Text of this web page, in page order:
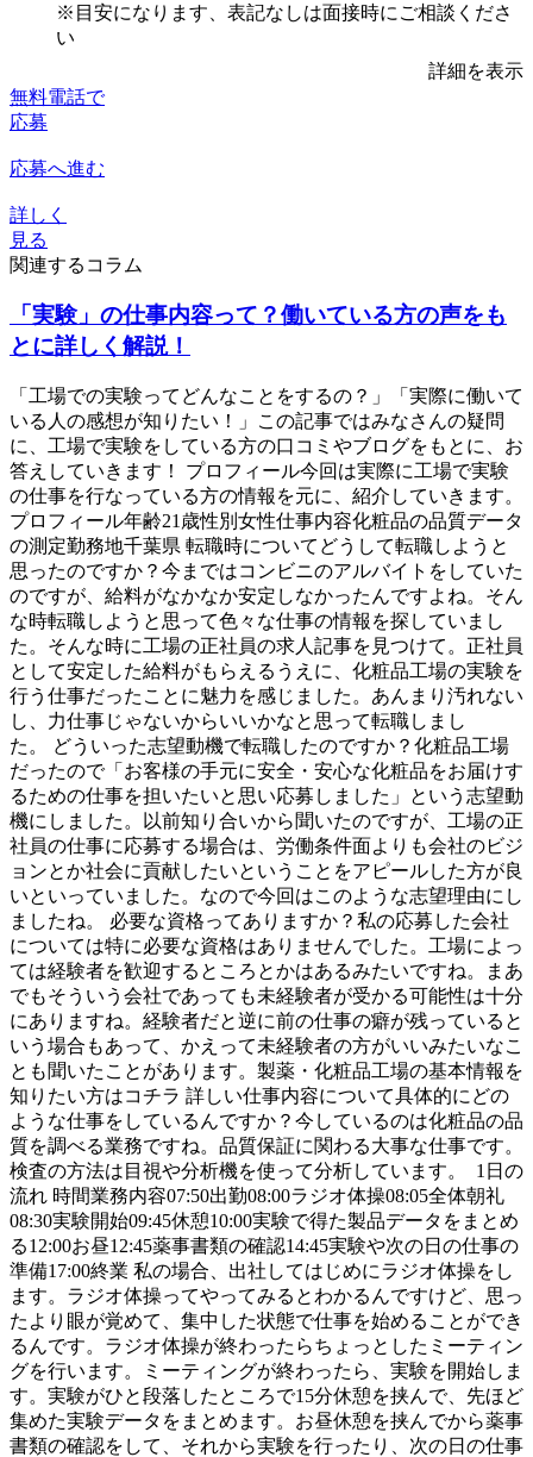
※目安になります、表記なしは面接時にご相談くださ
い
詳細を表示
無料電話で
応募
応募へ進む
詳しく
見る
関連するコラム
「実験」の仕事内容って？働いている方の声をも
とに詳しく解説！
「工場での実験ってどんなことをするの？」「実際に働いて
いる人の感想が知りたい！」この記事ではみなさんの疑問
に、工場で実験をしている方の口コミやブログをもとに、お
答えしていきます！ プロフィール今回は実際に工場で実験
の仕事を行なっている方の情報を元に、紹介していきます。
プロフィール年齢21歳性別女性仕事内容化粧品の品質データ
の測定勤務地千葉県 転職時についてどうして転職しようと
思ったのですか？今まではコンビニのアルバイトをしていた
のですが、給料がなかなか安定しなかったんですよね。そん
な時転職しようと思って色々な仕事の情報を探していまし
た。そんな時に工場の正社員の求人記事を見つけて。正社員
として安定した給料がもらえるうえに、化粧品工場の実験を
行う仕事だったことに魅力を感じました。あんまり汚れない
し、力仕事じゃないからいいかなと思って転職しまし
た。 どういった志望動機で転職したのですか？化粧品工場
だったので「お客様の手元に安全・安心な化粧品をお届けす
るための仕事を担いたいと思い応募しました」という志望動
機にしました。以前知り合いから聞いたのですが、工場の正
社員の仕事に応募する場合は、労働条件面よりも会社のビジ
ョンとか社会に貢献したいということをアピールした方が良
いといっていました。なので今回はこのような志望理由にし
ましたね。 必要な資格ってありますか？私の応募した会社
については特に必要な資格はありませんでした。工場によっ
ては経験者を歓迎するところとかはあるみたいですね。まあ
でもそういう会社であっても未経験者が受かる可能性は十分
にありますね。経験者だと逆に前の仕事の癖が残っていると
いう場合もあって、かえって未経験者の方がいいみたいなこ
とも聞いたことがあります。製薬・化粧品工場の基本情報を
知りたい方はコチラ 詳しい仕事内容について具体的にどの
ような仕事をしているんですか？今しているのは化粧品の品
質を調べる業務ですね。品質保証に関わる大事な仕事です。
検査の方法は目視や分析機を使って分析しています。 1日の
流れ 時間業務内容07:50出勤08:00ラジオ体操08:05全体朝礼
08:30実験開始09:45休憩10:00実験で得た製品データをまとめ
る12:00お昼12:45薬事書類の確認14:45実験や次の日の仕事の
準備17:00終業 私の場合、出社してはじめにラジオ体操をし
ます。ラジオ体操ってやってみるとわかるんですけど、思っ
たより眼が覚めて、集中した状態で仕事を始めることができ
るんです。ラジオ体操が終わったらちょっとしたミーティン
グを行います。ミーティングが終わったら、実験を開始しま
す。実験がひと段落したところで15分休憩を挟んで、先ほど
集めた実験データをまとめます。お昼休憩を挟んでから薬事
書類の確認をして、それから実験を行ったり、次の日の仕事